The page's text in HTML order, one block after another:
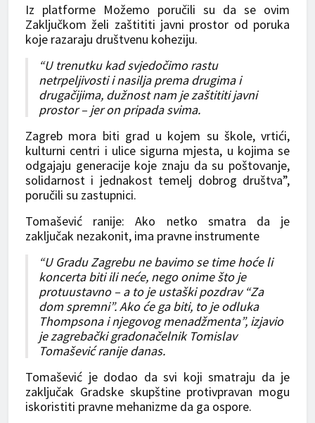
Iz platforme Možemo poručili su da se ovim
Zaključkom želi zaštititi javni prostor od poruka
koje razaraju društvenu koheziju.
“U trenutku kad svjedočimo rastu
netrpeljivosti i nasilja prema drugima i
drugačijima, dužnost nam je zaštititi javni
prostor – jer on pripada svima.
Zagreb mora biti grad u kojem su škole, vrtići,
kulturni centri i ulice sigurna mjesta, u kojima se
odgajaju generacije koje znaju da su poštovanje,
solidarnost i jednakost temelj dobrog društva”,
poručili su zastupnici.
Tomašević ranije: Ako netko smatra da je
zaključak nezakonit, ima pravne instrumente
“U Gradu Zagrebu ne bavimo se time hoće li
koncerta biti ili neće, nego onime što je
protuustavno – a to je ustaški pozdrav “Za
dom spremni”. Ako će ga biti, to je odluka
Thompsona i njegovog menadžmenta”, izjavio
je zagrebački gradonačelnik Tomislav
Tomašević ranije danas.
Tomašević je dodao da svi koji smatraju da je
zaključak Gradske skupštine protivpravan mogu
iskoristiti pravne mehanizme da ga ospore.